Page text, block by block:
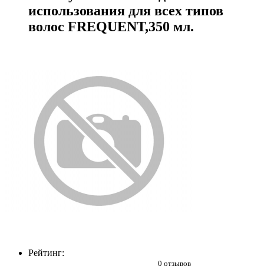
использования для всех типов
волос FREQUENT,350 мл.
Рейтинг:
0 отзывов